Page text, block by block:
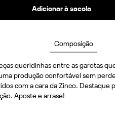
Adicionar à sacola
Composição
queridinhas entre as garotas
produção confortável sem
com a cara da Zinco. Destaque
Aposte e arrase!